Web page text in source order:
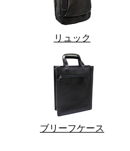
リュック
ブリーフケース